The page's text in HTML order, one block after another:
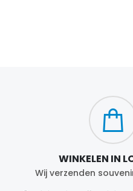
WINKELEN IN
Wij verzenden